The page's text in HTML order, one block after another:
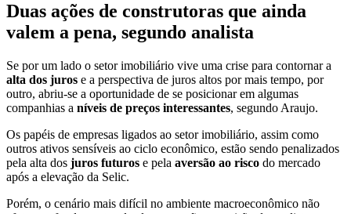
Duas ações de construtoras que ainda
valem a pena, segundo analista
Se por um lado o setor imobiliário vive uma crise para contornar a
alta dos juros e a perspectiva de juros altos por mais tempo, por
outro, abriu-se a oportunidade de se posicionar em algumas
companhias a níveis de preços interessantes, segundo Araujo.
Os papéis de empresas ligados ao setor imobiliário, assim como
outros ativos sensíveis ao ciclo econômico, estão sendo penalizados
pela alta dos juros futuros e pela aversão ao risco do mercado
após a elevação da Selic.
Porém, o cenário mais difícil no ambiente macroeconômico não